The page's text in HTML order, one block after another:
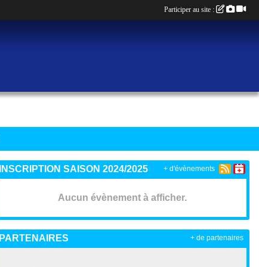
INSCRIPTION SAISON 2024/2025
Aucun évènement à afficher.
+ d'évènements
PARTENAIRES + de partenaires
Participer au site :